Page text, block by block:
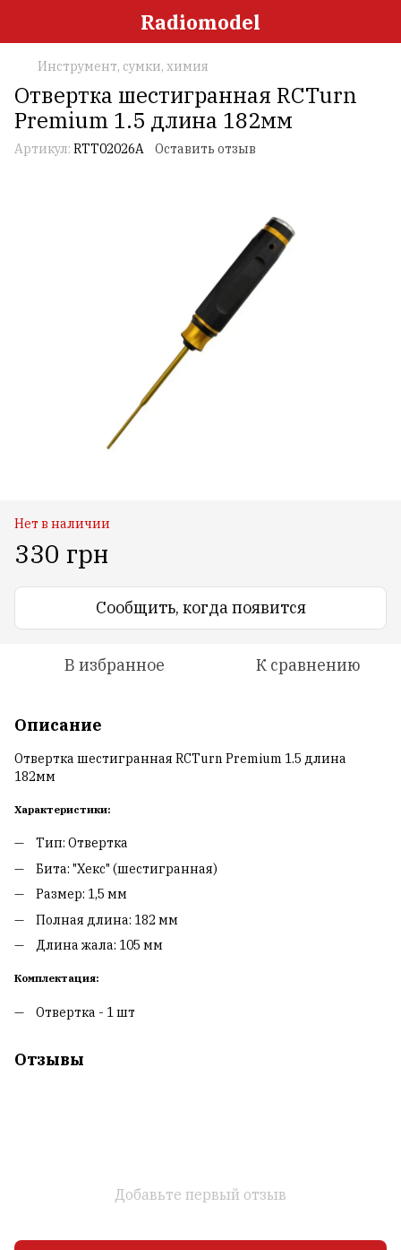
Radiomodel
Инструмент, сумки, химия
Отвертка шестигранная RCTurn
Premium 1.5 длина 182мм
Артикул: RTT02026A Оставить отзыв
Нет в наличии
330 грн
Сообщить, когда появится
В избранное К сравнению
Описание
Отвертка шестигранная RCTurn Premium 1.5 длина
182мм
Характеристики:
Тип: Отвертка
Бита: "Хекс" (шестигранная)
Размер: 1,5 мм
Полная длина: 182 мм
Длина жала: 105 мм
Комплектация:
Отвертка - 1 шт
Отзывы
Добавьте первый отзыв